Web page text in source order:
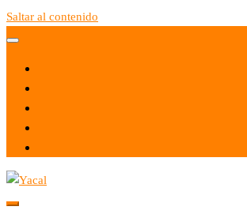
Saltar al contenido